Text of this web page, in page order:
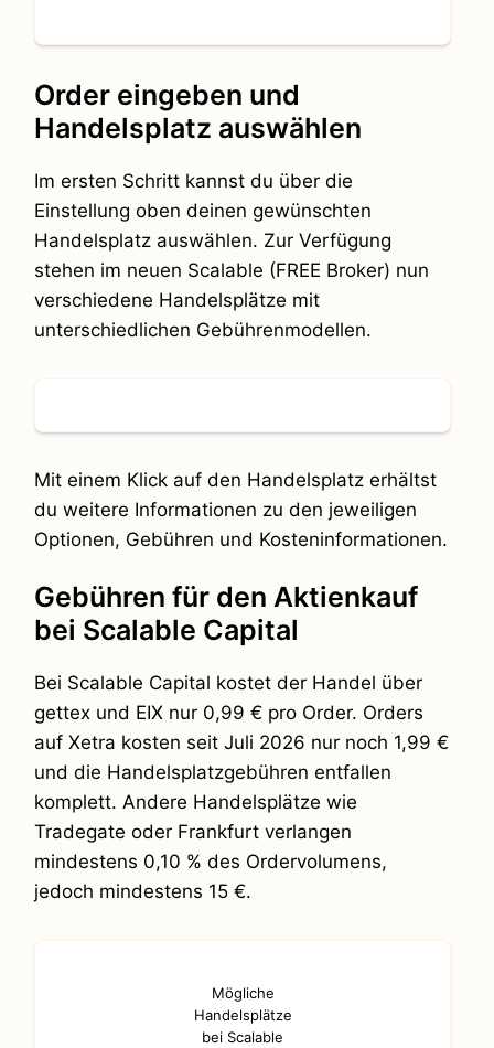
Order eingeben und
Handelsplatz auswählen
Im ersten Schritt kannst du über die
Einstellung oben deinen gewünschten
Handelsplatz auswählen. Zur Verfügung
stehen im neuen Scalable (FREE Broker) nun
verschiedene Handelsplätze mit
unterschiedlichen Gebührenmodellen.
Mit einem Klick auf den Handelsplatz erhältst
du weitere Informationen zu den jeweiligen
Optionen, Gebühren und Kosteninformationen.
Gebühren für den Aktienkauf
bei Scalable Capital
Bei Scalable Capital kostet der Handel über
gettex und EIX nur 0,99 € pro Order. Orders
auf Xetra kosten seit Juli 2026 nur noch 1,99 €
und die Handelsplatzgebühren entfallen
komplett. Andere Handelsplätze wie
Tradegate oder Frankfurt verlangen
mindestens 0,10 % des Ordervolumens,
jedoch mindestens 15 €.
Mögliche
Handelsplätze
bei Scalable